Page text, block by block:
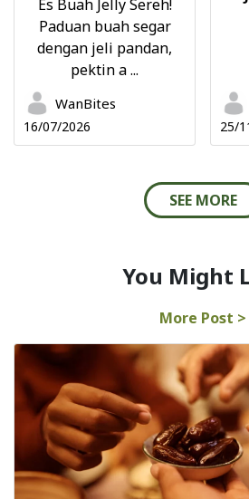
Es Buah Jelly Sereh!
Paduan buah segar
dengan jeli pandan,
pektin a ...
WanBites
16/07/2026 25/
SEE MORE
You Might
More Post >